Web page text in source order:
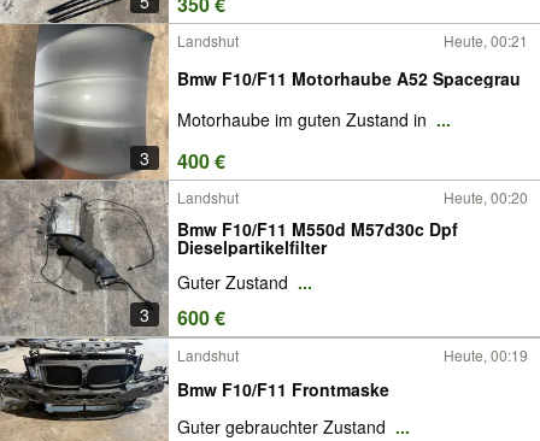
3
Landshut Heute, 00:21
Bmw F10/F11 Motorhaube A52 Spacegrau
Motorhaube im guten Zustand in ...
400 €
3
Landshut Heute, 00:20
Bmw F10/F11 M550d M57d30c Dpf
Dieselpartikelfilter
Guter Zustand ...
600 €
Landshut Heute, 00:19
Bmw F10/F11 Frontmaske
Guter gebrauchter Zustand ...